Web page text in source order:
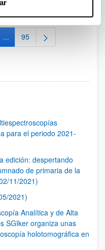
...Páginas intermedias Use TAB
Página
95
para el periodo 2021-
edición: despertando
de primaria de la
11/2021)
2021)
Analítica y de Alta
SGIker organiza unas
holotomográfica en